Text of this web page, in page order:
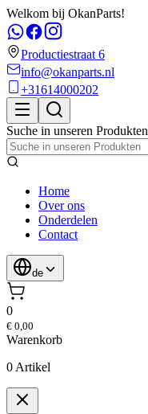
Welkom bij OkanParts!
Productiestraat 6
info@okanparts.nl
+31614000202
Suche in unseren Produkten
Home
Over ons
Onderdelen
Contact
de
0
€ 0,00
Warenkorb
0 Artikel